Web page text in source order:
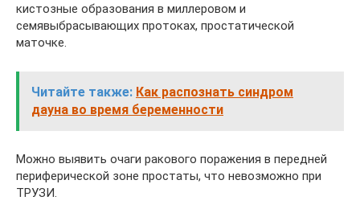
кистозные образования в миллеровом и
семявыбрасывающих протоках, простатической
маточке.
Читайте также: Как распознать синдром
дауна во время беременности
Можно выявить очаги ракового поражения в передней
периферической зоне простаты, что невозможно при
ТРУЗИ.